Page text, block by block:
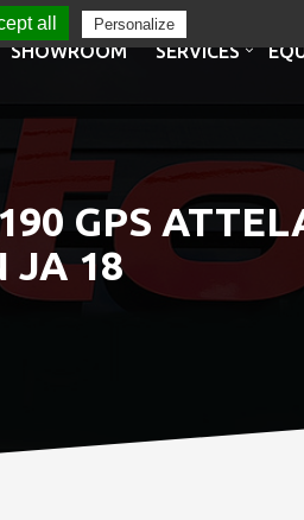
SHOWROOM SERVICES
GPS
JA 18
all Personalize